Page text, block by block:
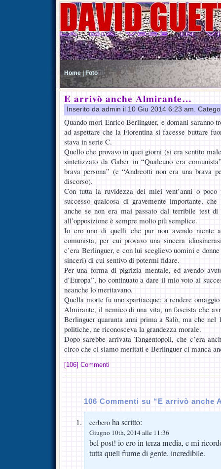
Home | Foto
E arrivò anche Almirante…
Inserito da admin il 10 Giu 2014 6:23 am.
Quando morì Enrico Berlinguer, e domani saranno
ad aspettare che la Fiorentina si facesse buttare
stava in serie C.
Quello che provavo in quei giorni (si era sentito
sintetizzato da Gaber in “Qualcuno era
brava persona” (e “Andreotti non era una brava
discorso).
Con tutta la ruvidezza dei miei vent’anni o
successo qualcosa di gravemente importante,
anche se non era mai passato dal terribile test di
all’opposizione è sempre molto più semplice.
Io ero uno di quelli che pur non avendo niente
comunista, per cui provavo una sincera
c’era Berlinguer, e con lui sceglievo uomini e
sinceri) di cui sentivo di potermi fidare.
Per una forma di pigrizia mentale, ed avendo
d’Europa”, ho continuato a dare il mio voto ai
neanche lo meritavano.
Quella morte fu uno spartiacque: a rendere
Almirante, il nemico di una vita, un fascista che
Berlinguer quaranta anni prima a Salò, ma che nel
politiche, ne riconosceva la grandezza morale.
Dopo sarebbe arrivata Tangentopoli, che c’era
circo che ci siamo meritati e Berlinguer ci manca
[106] Commenti
106 Commenti su “E arrivò anche
cerbero ha scritto:
Giugno 10th, 2014 alle 11:36
bel post! io ero in terza media, e mi
tutta quell fiume di gente. incredibile.